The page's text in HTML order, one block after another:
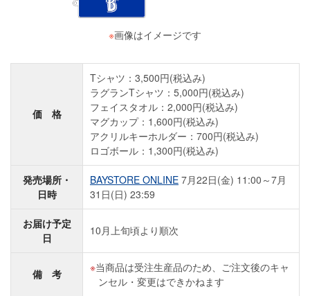
※画像はイメージです
価 格
Tシャツ：3,500円(税込み)
ラグランTシャツ：5,000円(税込み)
フェイスタオル：2,000円(税込み)
マグカップ：1,600円(税込み)
アクリルキーホルダー：700円(税込み)
ロゴボール：1,300円(税込み)
発売場所・
日時
BAYSTORE ONLINE 7月22日(金) 11:00～7月
31日(日) 23:59
お届け予定
日
10月上旬頃より順次
備 考
当商品は受注生産品のため、ご注文後のキャ
ンセル・変更はできかねます